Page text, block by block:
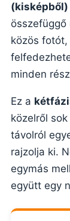
(kisképből)
közös fotót,
minden
Ez a
közelről
távolról
rajzolja ki.
egymás
együtt egy